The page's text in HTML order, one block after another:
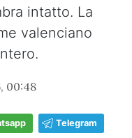
intatto. La
valenciano
00:48
Telegram